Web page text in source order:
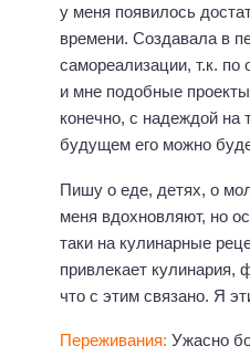
у меня появилось
времени. Создавала в
самореализации, т.к. по
и мне подобные
конечно, с надеждой на
будущем его можно
Пишу о еде, детях, о
меня вдохновляют, но
таки на кулинарные
привлекает кулинария,
что с этим связано. Я
Переживания: Ужасно